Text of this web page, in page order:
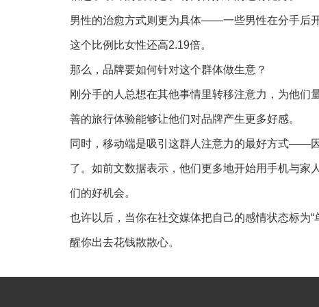
男性的治愈方式则更为具体——一些男性在分手后
这个比例比女性还高2.19倍。
那么，品牌要如何针对这个群体做生意？
刚分手的人总想在其他事情里转移注意力，为他
善的旅行体验能够让他们对品牌产生更多好感。
同时，移动端是吸引这群人注意力的最好方式——
了。如前文数据表示，他们更多地开始用手机与
们的好机会。
也许以后，当你在社交媒体把自己的感情状态标为
醒你出去花钱散散心。